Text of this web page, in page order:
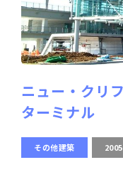
ニュー・クリ
ターミナル
その他建築